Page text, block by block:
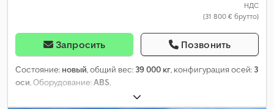
НДС
(31 800 € брутто)
Запросить Позвонить
Состояние: новый, общий вес: 39 000 кг, конфигурация осей: 3
оси, Оборудование:ABS,